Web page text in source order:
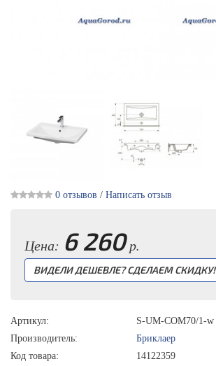
0 отзывов / Написать отзыв
Цена: 6 260р.
ВИДЕЛИ ДЕШЕВЛЕ? СДЕЛАЕМ СКИДКУ!
Артикул:
S-UM-COM70/1-w
Производитель:
Бриклаер
Код товара:
14122359